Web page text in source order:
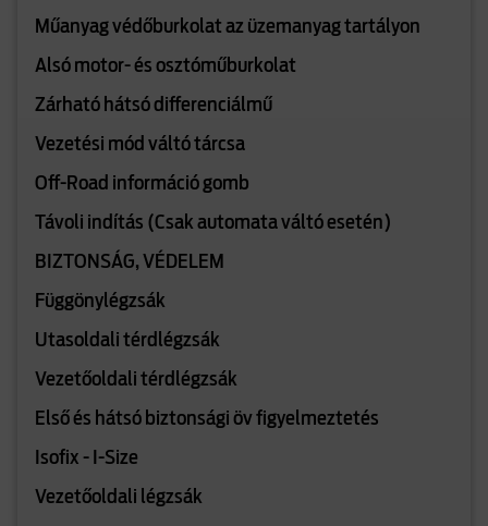
Műanyag védőburkolat az üzemanyag tartályon
Alsó motor- és osztóműburkolat
Zárható hátsó differenciálmű
Vezetési mód váltó tárcsa
Off-Road információ gomb
Távoli indítás (Csak automata váltó esetén)
BIZTONSÁG, VÉDELEM
Függönylégzsák
Utasoldali térdlégzsák
Vezetőoldali térdlégzsák
Első és hátsó biztonsági öv figyelmeztetés
Isofix - I-Size
Vezetőoldali légzsák